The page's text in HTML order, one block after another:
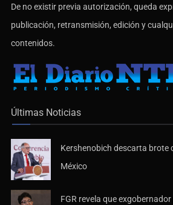
De no existir previa autorización, queda
publicación, retransmisión, edición y
contenidos.
Últimas Noticias
Kershenobich descarta brote
México
FGR revela que